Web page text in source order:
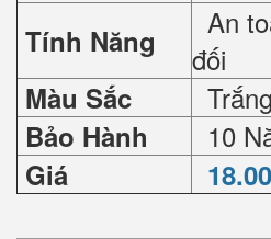
Tính Năng
An
đối
Màu Sắc Trắng
Bảo Hành 10
Giá